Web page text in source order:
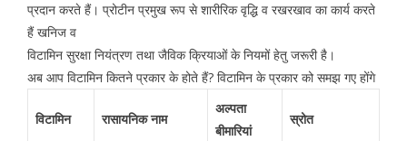
प्रदान करते हैं। प्रोटीन प्रमुख रूप से शारीरिक वृद्धि व रखरखाव का कार्य करते
हैं खनिज व
विटामिन सुरक्षा नियंत्रण तथा जैविक क्रियाओं के नियमों हेतु जरूरी है।
अब आप विटामिन कितने प्रकार के होते हैं? विटामिन के प्रकार को समझ गए होंगे
विटामिन रासायनिक नाम
अल्पता
बीमारियां
स्रोत